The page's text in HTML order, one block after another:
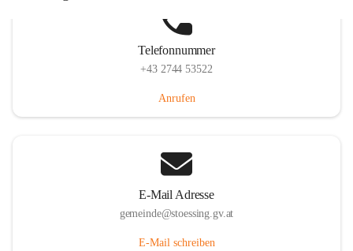
Telefonnummer
+43 2744 53522
Anrufen
E-Mail Adresse
gemeinde@stoessing.gv.at
E-Mail schreiben